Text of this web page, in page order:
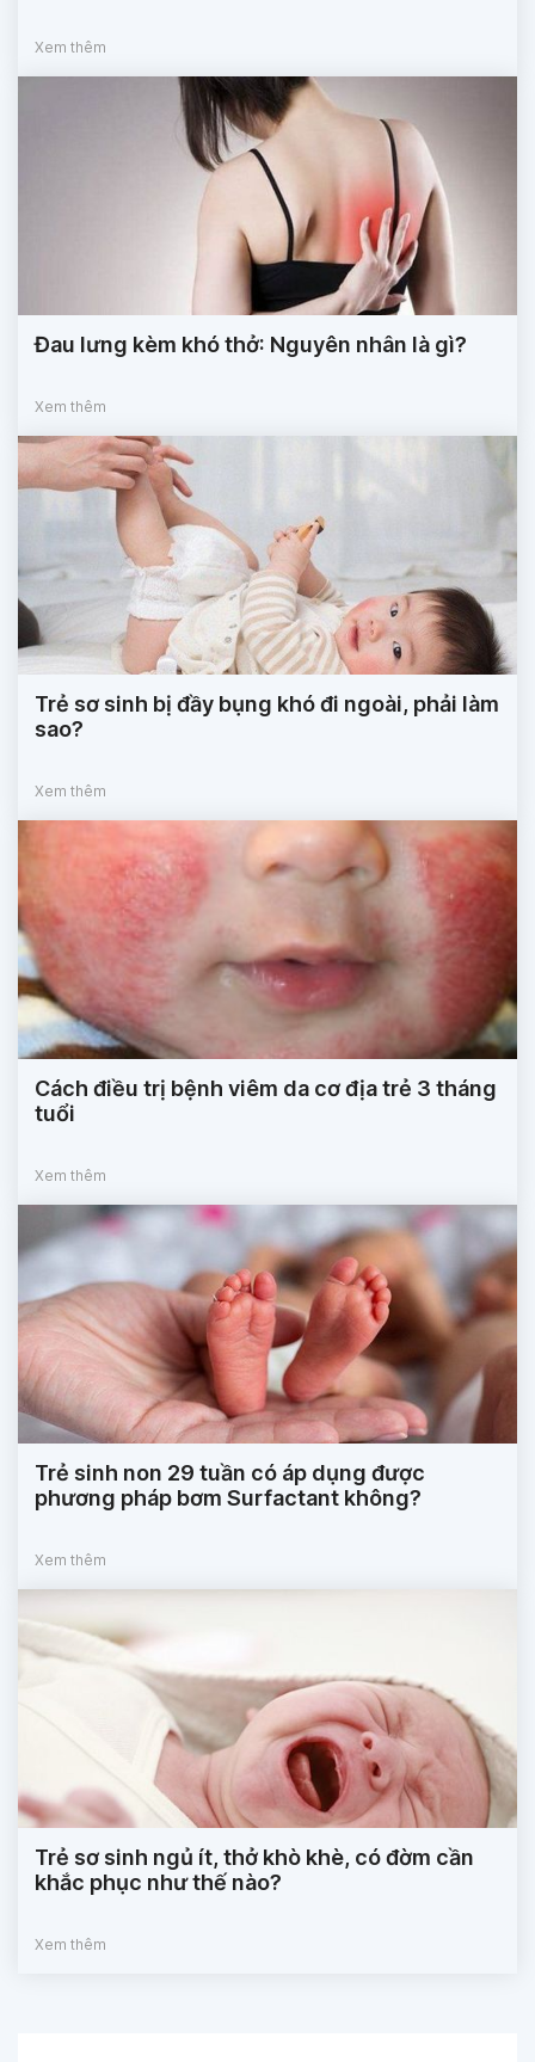
Xem thêm
Đau lưng kèm khó thở: Nguyên nhân là gì?
Xem thêm
Trẻ sơ sinh bị đầy bụng khó đi ngoài, phải làm
sao?
Xem thêm
Cách điều trị bệnh viêm da cơ địa trẻ 3 tháng
tuổi
Xem thêm
Trẻ sinh non 29 tuần có áp dụng được
phương pháp bơm Surfactant không?
Xem thêm
Trẻ sơ sinh ngủ ít, thở khò khè, có đờm cần
khắc phục như thế nào?
Xem thêm